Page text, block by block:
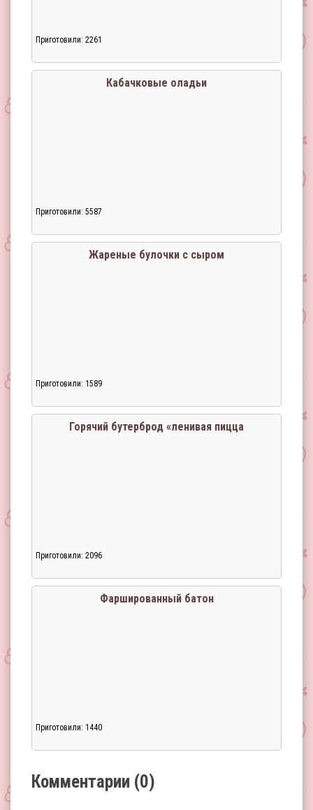
Приготовили: 2261
Кабачковые оладьи
Приготовили: 5587
Жареные булочки с сыром
Приготовили: 1589
Горячий бутерброд «ленивая пицца
Приготовили: 2096
Фаршированный батон
Приготовили: 1440
Комментарии (0)